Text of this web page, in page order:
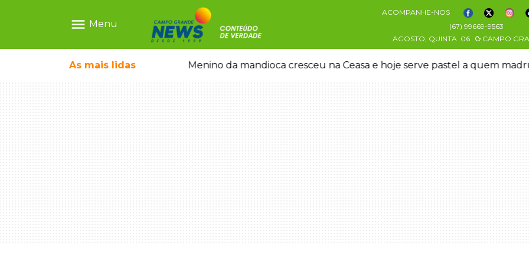
menu Menu
ACOMPANHE-NOS
(67) 99669-9563
AGOSTO, QUINTA 06 CAMPO
As mais lidas
show gratuito na Feira Central Menino da mandioca cresceu na Ceasa e hoje serve pastel a quem